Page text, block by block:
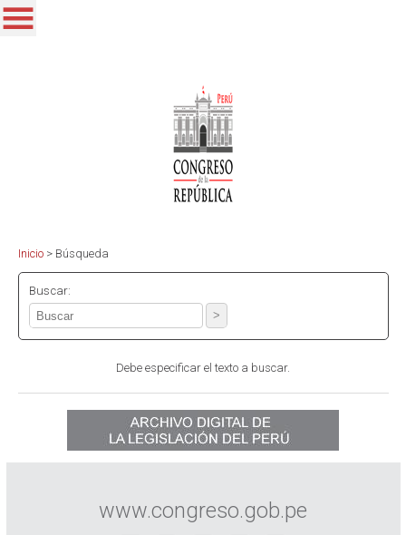
Inicio > Búsqueda
Buscar:
Debe especificar el texto a buscar.
www.congreso.gob.pe